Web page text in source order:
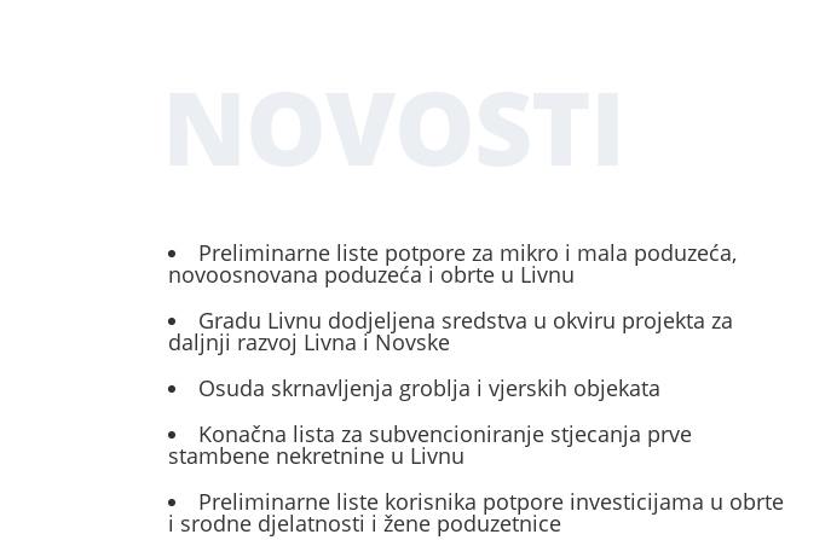
Preliminarne liste potpore za mikro i mala poduzeća,
novoosnovana poduzeća i obrte u Livnu
Gradu Livnu dodjeljena sredstva u okviru projekta za
daljnji razvoj Livna i Novske
Osuda skrnavljenja groblja i vjerskih objekata
Konačna lista za subvencioniranje stjecanja prve
stambene nekretnine u Livnu
Preliminarne liste korisnika potpore investicijama u obrte
i srodne djelatnosti i žene poduzetnice